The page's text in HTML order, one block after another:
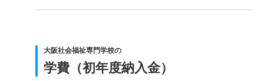
大阪社会福祉専門学校の
学費（初年度納入金）